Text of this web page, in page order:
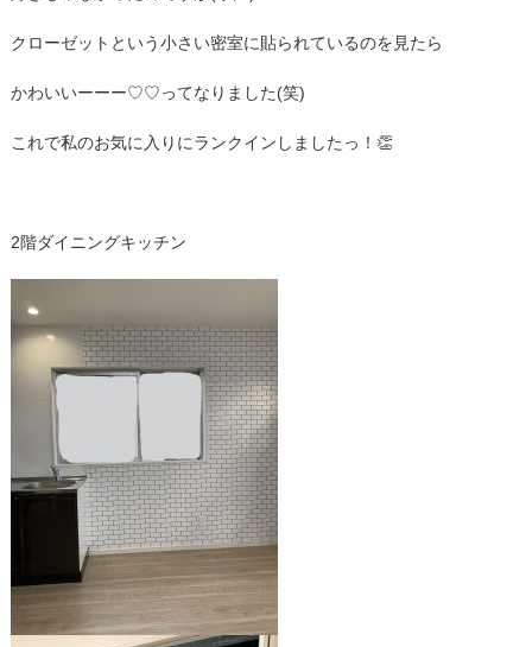
クローゼットという小さい密室に貼られているのを見たら
かわいいーーー♡♡ってなりました(笑)
これで私のお気に入りにランクインしましたっ！👏
2階ダイニングキッチン